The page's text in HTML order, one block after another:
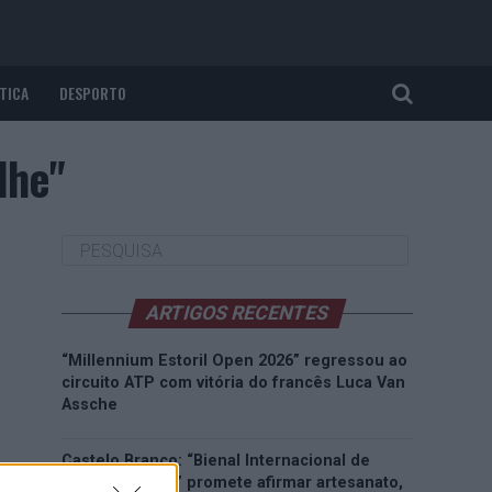
DESPORTO
ARTIGOS RECENTES
“Millennium Estoril Open 2026” regressou ao
circuito ATP com vitória do francês Luca Van
Assche
Castelo Branco: “Bienal Internacional de
Artes e Ofícios” promete afirmar artesanato,